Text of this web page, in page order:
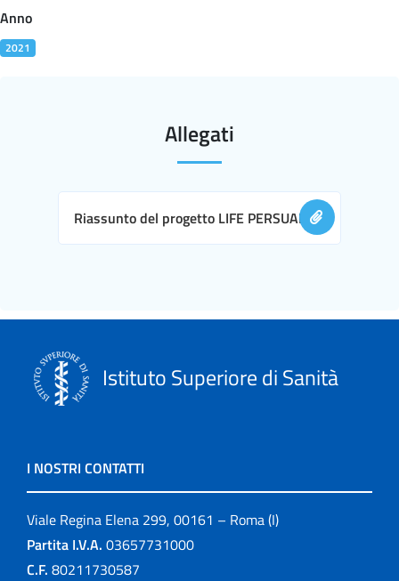
Anno
2021
Allegati
Riassunto del progetto LIFE PERSUADED
Istituto Superiore di Sanità
I NOSTRI CONTATTI
Viale Regina Elena 299, 00161 – Roma (I)
Partita I.V.A. 03657731000
C.F. 80211730587